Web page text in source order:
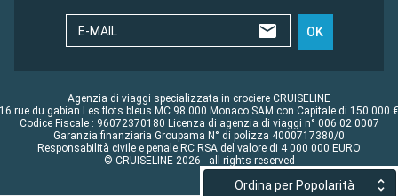
Ordina per Popolarità
E-MAIL OK
Agenzia di viaggi specializzata in crociere CRUISELINE
16 rue du gabian Les flots bleus MC 98 000 Monaco SAM con Capitale di 150 000 €
Codice Fiscale : 96072370180 Licenza di agenzia di viaggi n° 006 02 0007
Garanzia finanziaria Groupama N° di polizza 4000717380/0
Responsabilità civile e penale RC RSA del valore di 4 000 000 EURO
© CRUISELINE 2026 - all rights reserved